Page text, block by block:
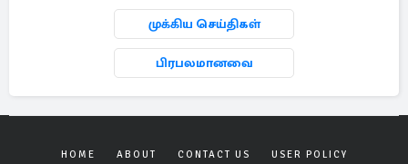
முக்கிய செய்திகள்
பிரபலமானவை
HOME ABOUT CONTACT US USER POLICY